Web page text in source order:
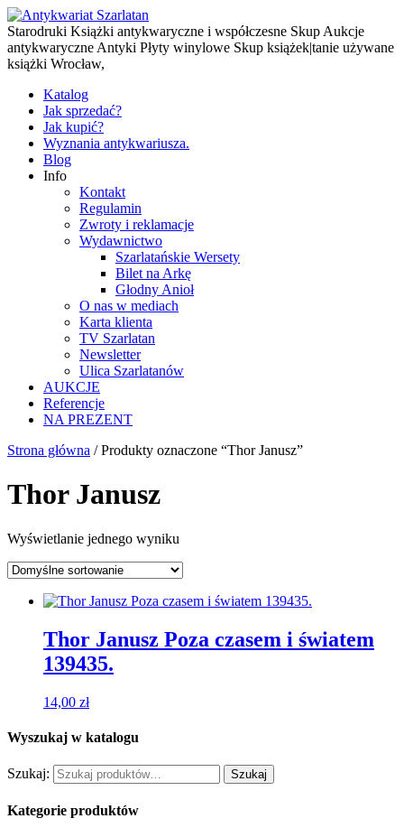
Starodruki Książki antykwaryczne i współczesne Skup Aukcje
antykwaryczne Antyki Płyty winylowe Skup książek|tanie używane
książki Wrocław,
Katalog
Jak sprzedać?
Jak kupić?
Wyznania antykwariusza.
Blog
Info
Kontakt
Regulamin
Zwroty i reklamacje
Wydawnictwo
Szarlatańskie Wersety
Bilet na Arkę
Głodny Anioł
O nas w mediach
Karta klienta
TV Szarlatan
Newsletter
Ulica Szarlatanów
AUKCJE
Referencje
NA PREZENT
Strona główna / Produkty oznaczone “Thor Janusz”
Thor Janusz
Wyświetlanie jednego wyniku
Thor Janusz Poza czasem i światem
139435.
14,00 zł
Wyszukaj w katalogu
Szukaj: Szukaj
Kategorie produktów